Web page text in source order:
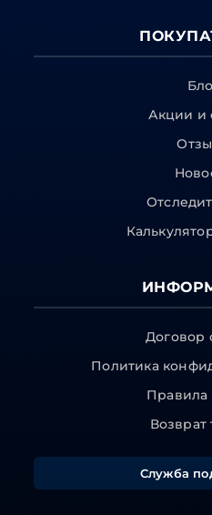
Акции и
Договор
Политика
Правила
Возврат
Служба